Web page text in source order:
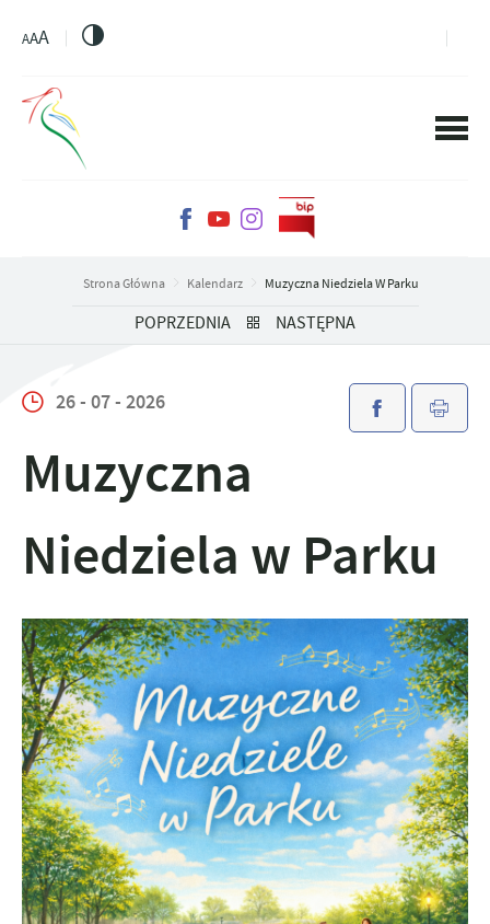
AAA
Strona Główna Kalendarz Muzyczna Niedziela W Parku
POPRZEDNIA NASTĘPNA
26 - 07 - 2026
Muzyczna
Niedziela w Parku